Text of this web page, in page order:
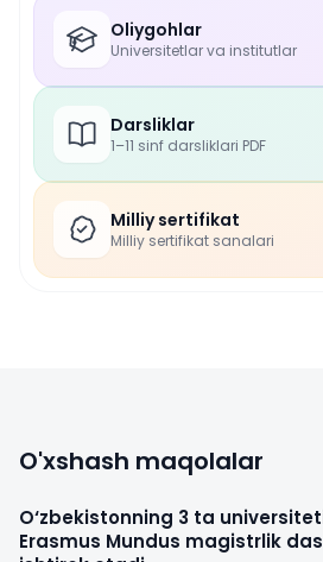
Oliygohlar
Universitetlar va institutlar
Darsliklar
1–11 sinf darsliklari PDF
Milliy sertifikat
Milliy sertifikat sanalari
O'xshash maqolalar
O‘zbekistonning 3 ta
Erasmus Mundus magistrlik